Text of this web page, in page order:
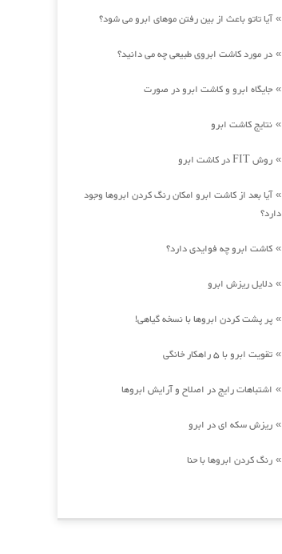
»آیا تاتو باعث از بین رفتن موهای ابرو می شود؟
» در مورد کاشت ابروی طبیعی چه می دانید؟
» جایگاه ابرو و کاشت ابرو در صورت
» نتایج کاشت ابرو
» روش FIT در کاشت ابرو
»آیا بعد از کاشت ابرو امکان رنگ کردن ابروها وجود
دارد؟
» کاشت ابرو چه فوایدی دارد؟
» دلایل ریزش ابرو
» پر پشت کردن ابروها با نسخه گیاهی!
» تقویت ابرو با 5 راهکار خانگی
» اشتباهات رایج در اصلاح و آرایش ابروها
» ریزش سکه ای در ابرو
» رنگ کردن ابروها با حنا